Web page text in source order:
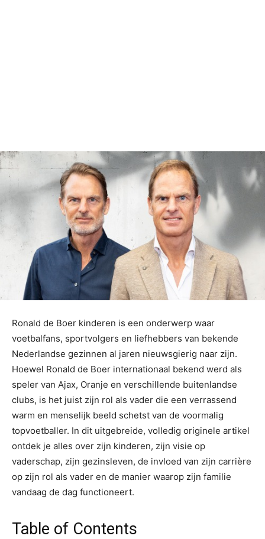
Ronald de Boer kinderen is een onderwerp waar
voetbalfans, sportvolgers en liefhebbers van bekende
Nederlandse gezinnen al jaren nieuwsgierig naar zijn.
Hoewel Ronald de Boer internationaal bekend werd als
speler van Ajax, Oranje en verschillende buitenlandse
clubs, is het juist zijn rol als vader die een verrassend
warm en menselijk beeld schetst van de voormalig
topvoetballer. In dit uitgebreide, volledig originele artikel
ontdek je alles over zijn kinderen, zijn visie op
vaderschap, zijn gezinsleven, de invloed van zijn carrière
op zijn rol als vader en de manier waarop zijn familie
vandaag de dag functioneert.
Table of Contents